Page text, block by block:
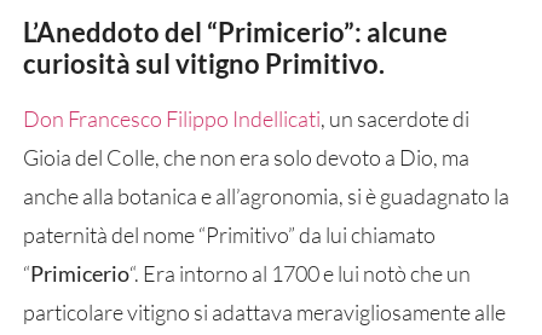
L’Aneddoto del “Primicerio”: alcune
curiosità sul vitigno Primitivo.
Don Francesco Filippo Indellicati, un sacerdote di
Gioia del Colle, che non era solo devoto a Dio, ma
anche alla botanica e all’agronomia, si è guadagnato la
paternità del nome “Primitivo” da lui chiamato
“Primicerio“. Era intorno al 1700 e lui notò che un
particolare vitigno si adattava meravigliosamente alle